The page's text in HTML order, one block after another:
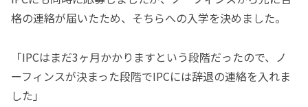
格の連絡が届いたため、そちらへの入学を決めました。
「IPCはまだ3ヶ月かかりますという段階だったので、ノ
ーフィンスが決まった段階でIPCには辞退の連絡を入れま
した」